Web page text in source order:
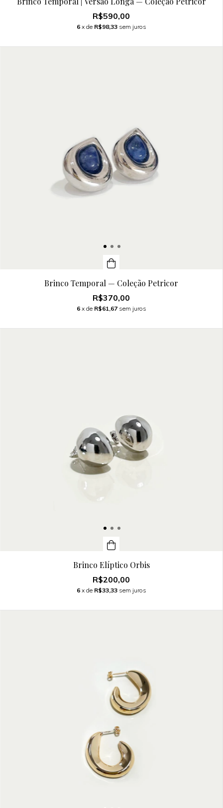
R$590,00
6 x de R$98,33 sem juros
Brinco Temporal — Coleção Petricor
R$370,00
6 x de R$61,67 sem juros
Brinco Elíptico Orbis
R$200,00
6 x de R$33,33 sem juros